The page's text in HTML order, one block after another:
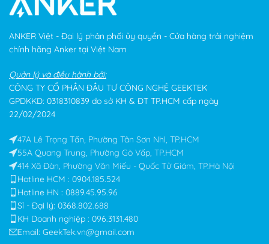
ANKER Việt - Đại lý phân phối ủy quyền - Cửa hàng trải nghiệm
chính hãng Anker tại Việt Nam
Quản lý và điều hành bởi:
CÔNG TY CỔ PHẦN ĐẦU TƯ CÔNG NGHỆ GEEKTEK
GPDKKD: 0318310839 do sở KH & ĐT TP.HCM cấp ngày
22/02/2024
47A Lê Trọng Tấn, Phường Tân Sơn Nhì, TP.HCM
55A Quang Trung, Phường Gò Vấp, TP.HCM
414 Xã Đàn, Phường Văn Miếu - Quốc Tử Giám, TP.Hà Nội
Hotline HCM : 0904.185.524
Hotline HN : 0889.45.95.96
Sỉ - Đại lý: 0368.802.688​
KH Doanh nghiệp : 096.3131.480
Email: GeekTek.vn@gmail.com